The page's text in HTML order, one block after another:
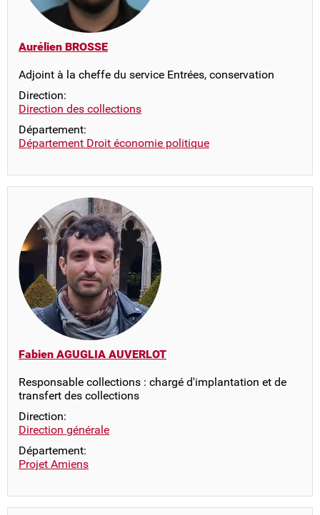
Aurélien BROSSE
Adjoint à la cheffe du service Entrées, conservation
Direction:
Direction des collections
Département:
Département Droit économie politique
Fabien AGUGLIA AUVERLOT
Responsable collections : chargé d'implantation et de
transfert des collections
Direction:
Direction générale
Département:
Projet Amiens